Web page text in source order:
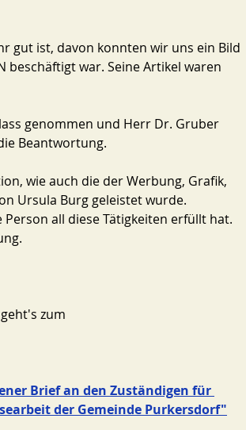
gut ist, davon konnten wir uns ein Bild
war. Seine Artikel waren
genommen und Herr Dr. Gruber
Beantwortung.
wie auch die der Werbung, Grafik,
Ursula Burg geleistet wurde.
all diese Tätigkeiten erfüllt hat.
zum
Brief an den Zuständigen für
der Gemeinde Purkersdorf"